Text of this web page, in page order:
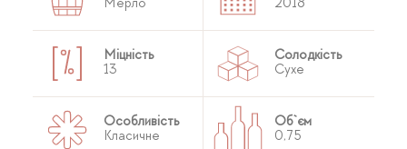
Мерло
2018
Міцність
13
Солодкість
Сухе
Особливість
Класичне
Об`єм
0,75